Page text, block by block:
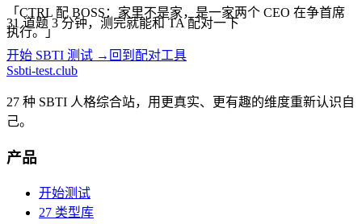
「 CTRL 配 BOSS：家里不是家，是一家两个 CEO 在争首席
执行。」
31 道题 3 分钟，测完就能和 TA 配对一下
开始 SBTI 测试 → 回到配对工具
Ssbti-test.club
27 种 SBTI 人格综合站，用更真实、更有趣的维度重新认识自
己。
产品
开始测试
27 类型库